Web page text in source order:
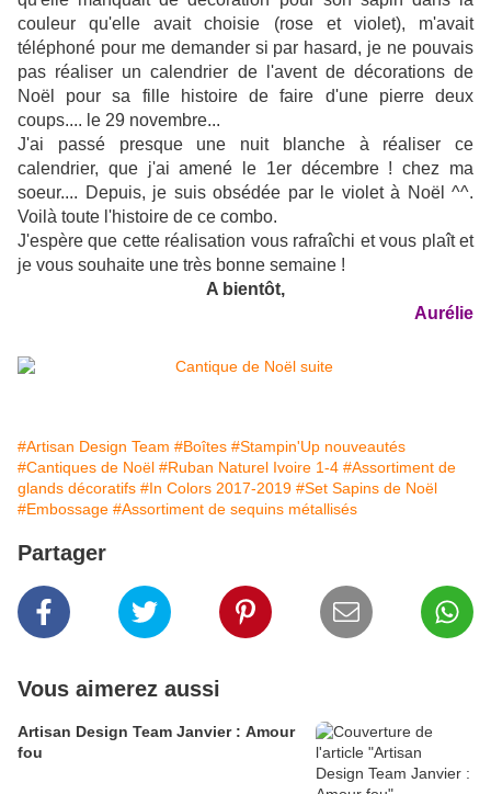
couleur qu'elle avait choisie (rose et violet), m'avait
téléphoné pour me demander si par hasard, je ne pouvais
pas réaliser un calendrier de l'avent de décorations de
Noël pour sa fille histoire de faire d'une pierre deux
coups.... le 29 novembre...
J'ai passé presque une nuit blanche à réaliser ce
calendrier, que j'ai amené le 1er décembre ! chez ma
soeur.... Depuis, je suis obsédée par le violet à Noël ^^.
Voilà toute l'histoire de ce combo.
J'espère que cette réalisation vous rafraîchi et vous plaît et
je vous souhaite une très bonne semaine !
A bientôt,
Aurélie
#Artisan Design Team #Boîtes #Stampin'Up nouveautés
#Cantiques de Noël #Ruban Naturel Ivoire 1-4 #Assortiment de
glands décoratifs #In Colors 2017-2019 #Set Sapins de Noël
#Embossage #Assortiment de sequins métallisés
Partager
Vous aimerez aussi
Artisan Design Team Janvier : Amour
fou